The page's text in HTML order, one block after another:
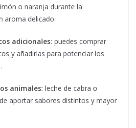
o naranja durante la
aroma delicado.
adicionales: puedes comprar
y añadirlas para potenciar los
animales: leche de cabra o
aportar sabores distintos y mayor